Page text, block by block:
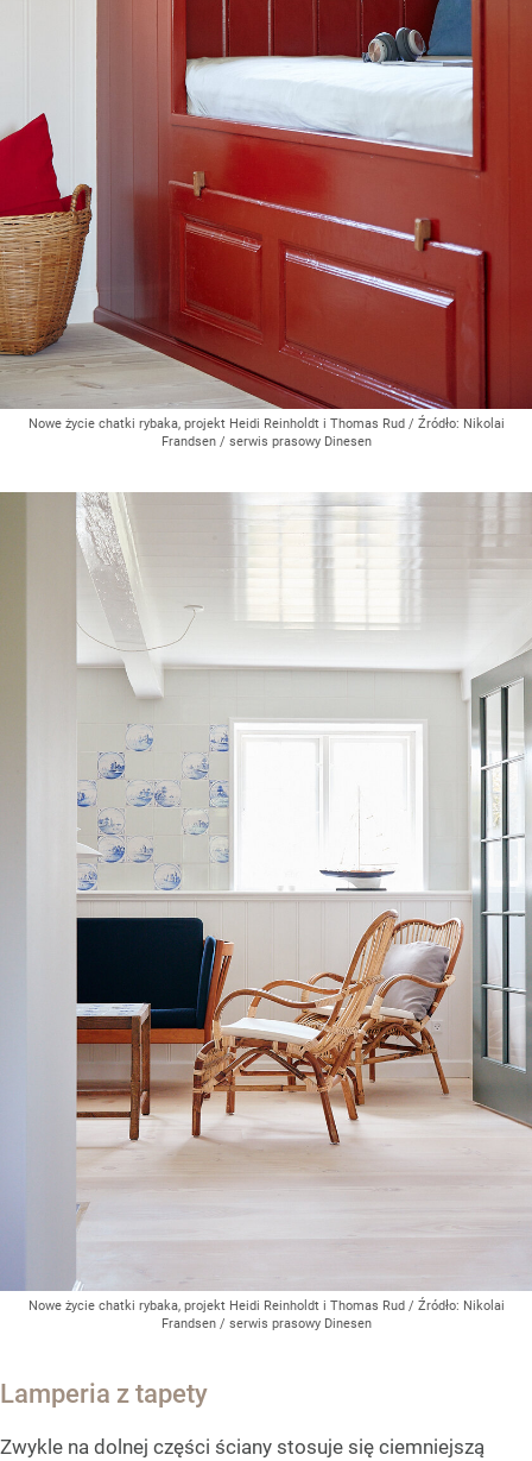
Nowe życie chatki rybaka, projekt Heidi Reinholdt i Thomas Rud / Źródło: Nikolai
Frandsen / serwis prasowy Dinesen
Nowe życie chatki rybaka, projekt Heidi Reinholdt i Thomas Rud / Źródło: Nikolai
Frandsen / serwis prasowy Dinesen
Lamperia z tapety
Zwykle na dolnej części ściany stosuje się ciemniejszą